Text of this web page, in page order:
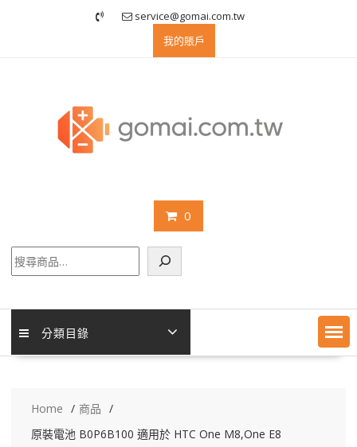
service@gomai.com.tw
我的賬戶
0
尋
分類目錄
Home
商品
原裝電池 B0P6B100 適用於 HTC One M8,One E8